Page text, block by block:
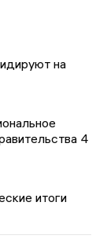
на
4
итоги